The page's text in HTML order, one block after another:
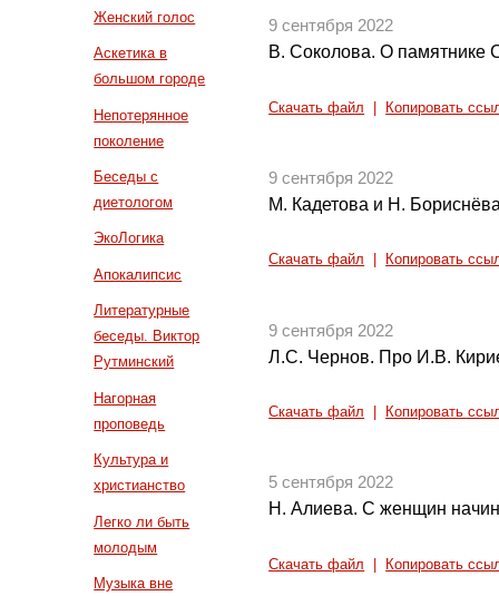
Женский голос
Аскетика в
большом городе
Непотерянное
поколение
Беседы с
диетологом
ЭкоЛогика
Апокалипсис
Литературные
беседы. Виктор
Рутминский
Нагорная
проповедь
Культура и
христианство
Легко ли быть
молодым
Музыка вне
9 сентября 2022
В. Соколова. О памятнике
Скачать файл Копировать
9 сентября 2022
М. Кадетова и Н.
Скачать файл Копировать
9 сентября 2022
Л.С. Чернов. Про И.В.
Скачать файл Копировать
5 сентября 2022
Н. Алиева. С женщин
Скачать файл Копировать